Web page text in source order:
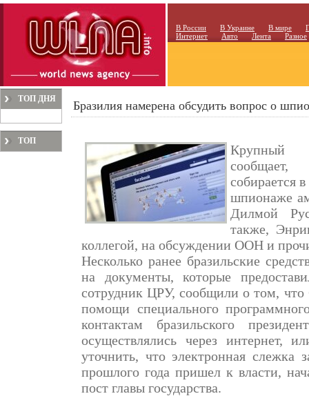
В России В Украине В мире
Интернет
Авто Лента Разное
ТОП ДНЯ
ТОП
Бразилия намерена обсудить вопрос о
Крупный
сообщает,
собирается
шпионаже
Дилмой
также,
коллегой, на обсуждении ООН и
Несколько ранее бразильские
на документы, которые
сотрудник ЦРУ, сообщили о том,
помощи специального
контактам бразильского
осуществлялись через интернет,
уточнить, что электронная слежка
прошлого года пришел к власти,
пост главы государства.